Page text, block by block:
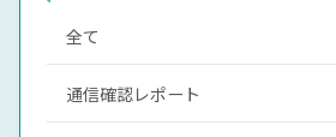
全て
通信確認レポート